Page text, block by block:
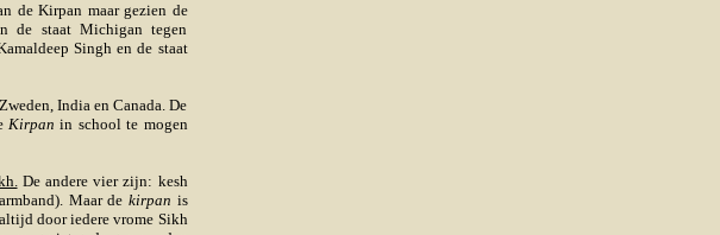
de Kirpan maar gezien de
de staat Michigan tegen
Singh en de staat
India en Canada. De
Kirpan in school te mogen
De andere vier zijn: kesh
Maar de kirpan is
door iedere vrome Sikh